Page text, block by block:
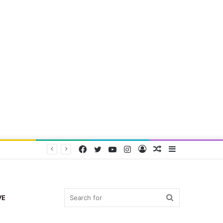
Random
Log
Instagram
YouTube
Twitter
Facebook